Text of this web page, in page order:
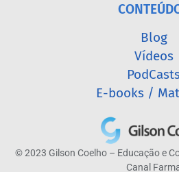
Blog
Vídeos
E-books /
© 2023 Gilson Coelho – Educação e
Canal